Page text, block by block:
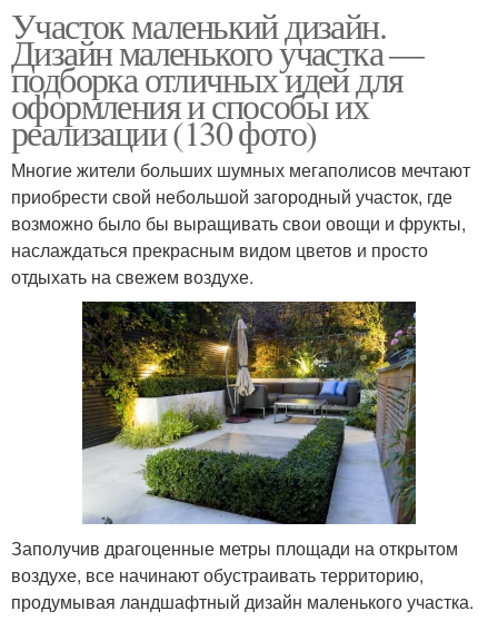
Участок маленький дизайн.
Дизайн маленького участка —
подборка отличных идей для
оформления и способы их
реализации (130 фото)
Многие жители больших шумных мегаполисов мечтают
приобрести свой небольшой загородный участок, где
возможно было бы выращивать свои овощи и фрукты,
наслаждаться прекрасным видом цветов и просто
отдыхать на свежем воздухе.
Заполучив драгоценные метры площади на открытом
воздухе, все начинают обустраивать территорию,
продумывая ландшафтный дизайн маленького участка.